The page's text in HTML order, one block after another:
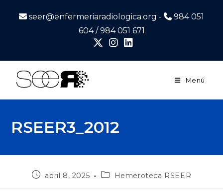
seer@enfermeriaradiologica.org -
984 051
604 / 984 051 671
Menú
RSEER3_2012
abril 8, 2025 Hemeroteca RSEER